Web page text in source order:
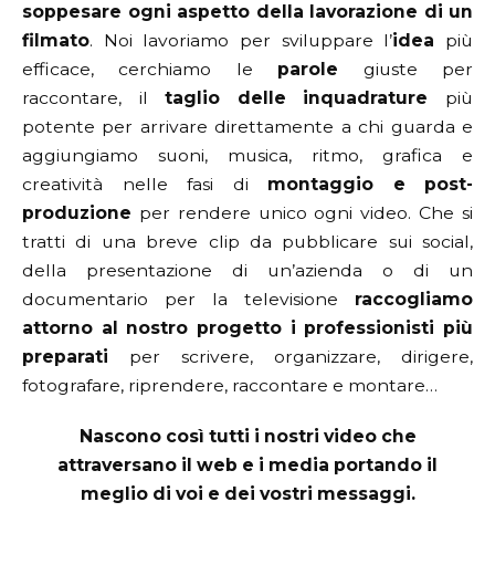
soppesare ogni aspetto della lavorazione di un
filmato. Noi lavoriamo per sviluppare l’idea più
efficace, cerchiamo le parole giuste per
raccontare, iltaglio delle inquadrature più
potente per arrivare direttamente a chi guarda e
aggiungiamo suoni, musica, ritmo, grafica e
creatività nelle fasi di montaggio e post-
produzione per rendere unico ogni video. Che si
tratti di una breve clip da pubblicare sui social,
della presentazione di un’azienda o di un
documentario per la televisione raccogliamo
attorno al nostro progetto i professionisti più
preparati per scrivere, organizzare, dirigere,
fotografare, riprendere, raccontare e montare…
Nascono così tutti i nostri video che
attraversano il web e i media portando il
meglio di voi e dei vostri messaggi.